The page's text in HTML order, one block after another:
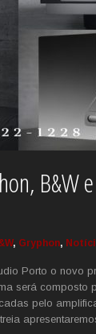
B&W
, Gryphon,
Porto o novo
será
pelo